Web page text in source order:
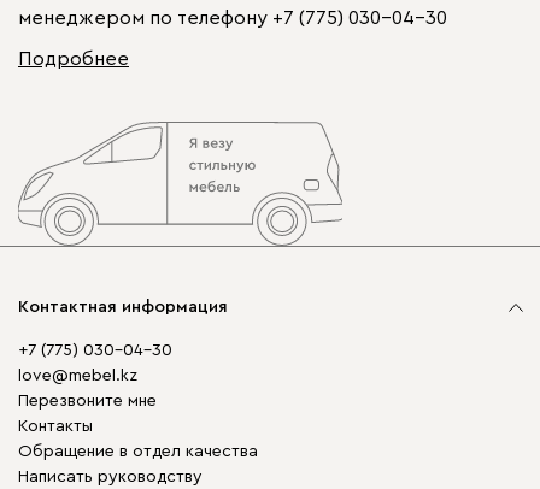
менеджером по телефону +7 (775) 030-04-30
Подробнее
Контактная информация
+7 (775) 030-04-30
love@mebel.kz
Перезвоните мне
Контакты
Обращение в отдел качества
Написать руководству